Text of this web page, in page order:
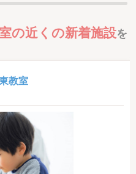
の近くの新着施設を
教室